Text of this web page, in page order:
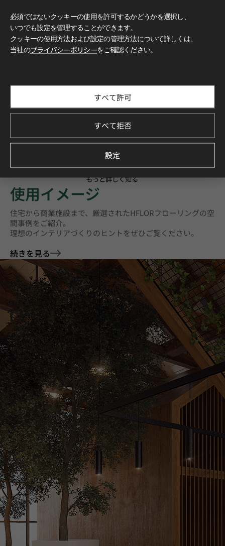
もっと詳しく知る
使用イメージ
住宅から商業施設まで、厳選されたHFLORフローリングの空
間事例をご紹介。
理想のインテリアづくりのヒントをぜひご覧ください。
続きを見る
必須ではないクッキーの使用を許可するかどうかを選択し、
いつでも設定を管理することができます。
クッキーの使用方法および設定の管理方法について詳しくは、
当社のプライバシーポリシーをご確認ください。
すべて許可
すべて拒否
設定